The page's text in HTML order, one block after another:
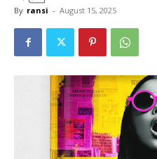
By ransi - August 15, 2025